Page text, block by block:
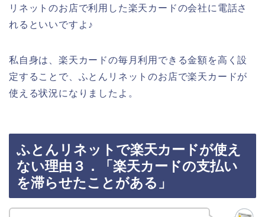
リネットのお店で利用した楽天カードの会社に電話さ
れるといいですよ♪
私自身は、楽天カードの毎月利用できる金額を高く設
定することで、ふとんリネットのお店で楽天カードが
使える状況になりましたよ。
ふとんリネットで楽天カードが使え
ない理由３．「楽天カードの支払い
を滞らせたことがある」